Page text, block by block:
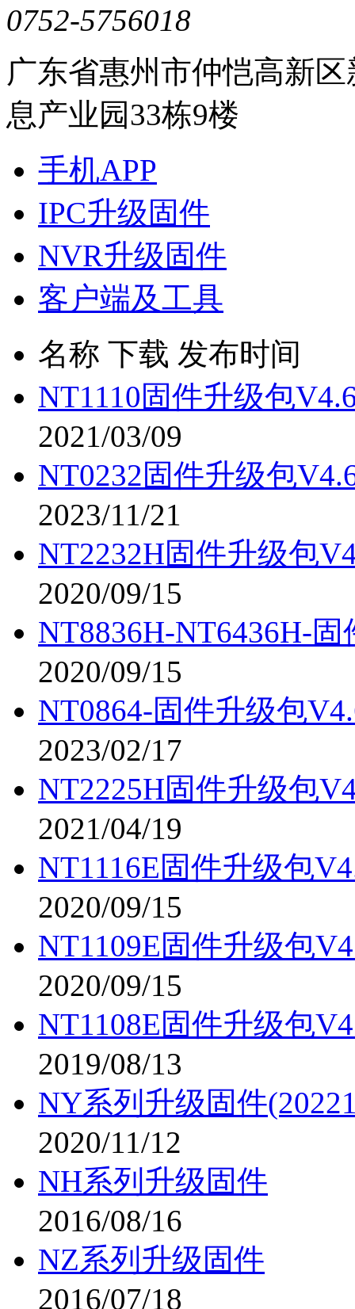
0752-5756018
广东省惠州市仲恺高新
息产业园33栋9楼
手机APP
IPC升级固件
NVR升级固件
客户端及工具
名称 下载 发布时间
NT1110固件升级包
2021/03/09
NT0232固件升级包
2023/11/21
NT2232H固件升级包
2020/09/15
NT8836H-NT6436H-
2020/09/15
NT0864-固件升级包
2023/02/17
NT2225H固件升级包
2021/04/19
NT1116E固件升级包
2020/09/15
NT1109E固件升级包
2020/09/15
NT1108E固件升级包
2019/08/13
NY系列升级固件
2020/11/12
NH系列升级固件
2016/08/16
NZ系列升级固件
2016/07/18